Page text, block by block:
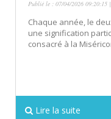
Publié le : 07/04/2026 09:20:15
Chaque année, le
une signification
consacré à la
Lire la suite